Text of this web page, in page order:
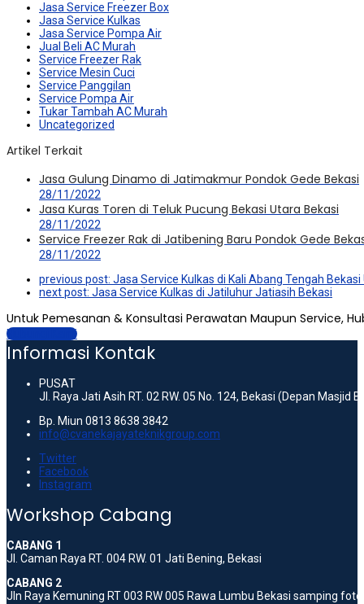
Jasa Service Freezer Box
Jasa Service Kulkas
Jasa Service Pompa Air
Jual Beli AC Murah
Service Freezer Rak
Service Mesin Cuci
Service Panggilan
Service Pompa Air
Tukar Tambah AC Murah
Uncategorized
Artikel Terkait
Jasa Gulung Dinamo di Jatimakmur Pondok Gede Bekasi
28/11/2022
Jasa Kuras Toren di Teluk Pucung Bekasi Utara Bekasi
28/11/2022
Service Freezer Rak di Jatibening Baru Pondok Gede
28/11/2022
previous post: Jasa Service Kulkas di Kali Abang Tengah
next post: Jasa Service Kulkas di Jatiluhur Jatiasih Bekasi
Untuk Pemesanan & Konsultasi Perawatan Maupun Service,
Hubungi Kami
Informasi Kontak
PUSAT
Jl. Raya Jati Asih RT. 02 RW. 05 No. 124, Bekasi (Depan Masjid
Bp. Miun 0813 8638 3842
info@cvanekajayateknikgroup.com
Twitter
Facebook
Instagram
Workshop Cabang
CABANG 1
Jl. Caman Raya RT. 004 RW. 01 Jati Bening, Bekasi
CABANG 2
Jln Raya Kemuning RT 003 RW 005 Rawa Lumbu Bekasi samping